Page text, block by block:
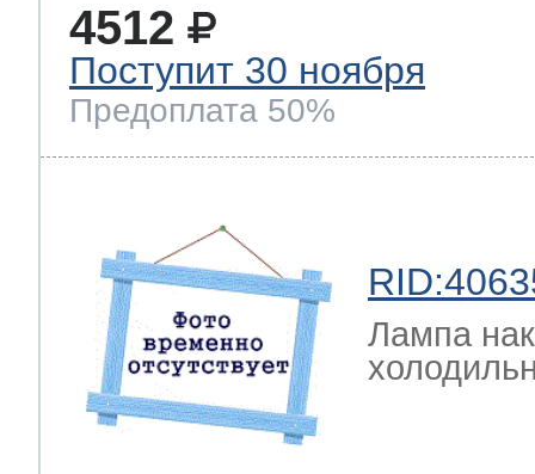
4512
Поступит 30 ноября
Предоплата 50%
Лампа